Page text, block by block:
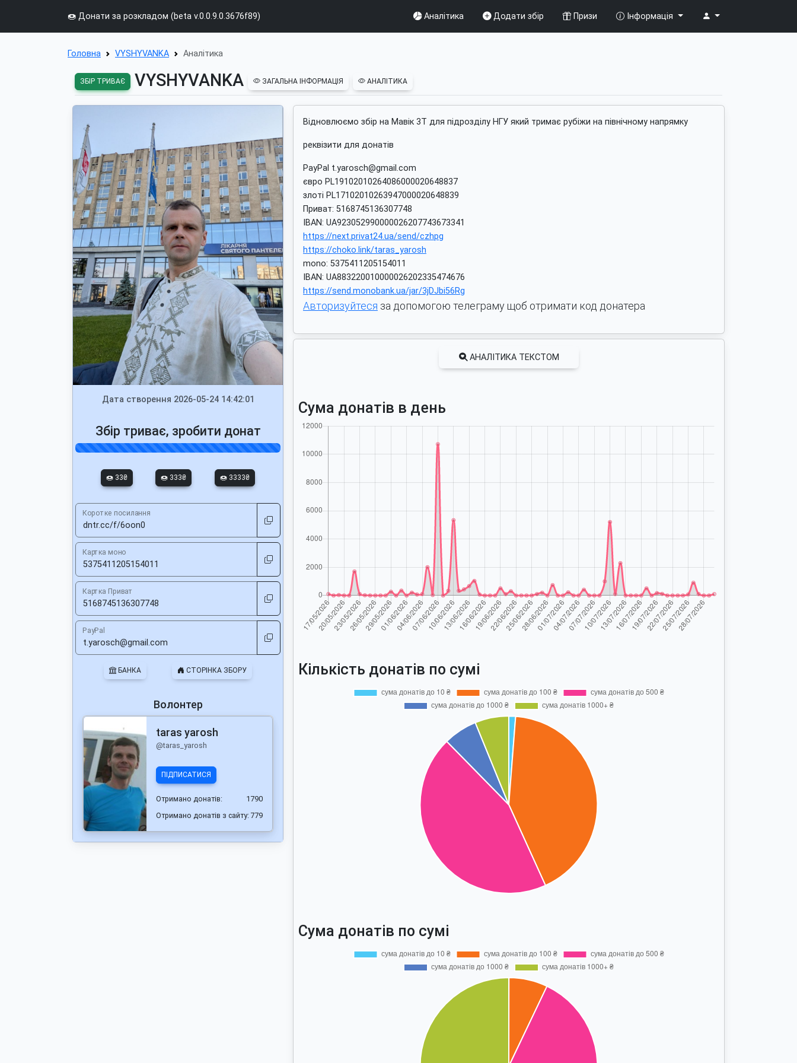
🍩 Донати за розкладом (beta v.0.0.9.0.3676f89) Аналітика Додати збір Призи Інформація
Головна VYSHYVANKA Аналітика
ЗБІР ТРИВАЄ VYSHYVANKA ЗАГАЛЬНА ІНФОРМАЦІЯ АНАЛІТИКА
Дата створення 2026-05-24 14:42:01
Збір триває, зробити донат
🍩 33₴ 🍩 333₴ 🍩 3333₴
Коротке посилання
Картка моно
Картка Приват
PayPal
БАНКА СТОРІНКА ЗБОРУ
Волонтер
taras yarosh
@taras_yarosh
ПІДПИСАТИСЯ
Отримано донатів:
1790
Отримано донатів з сайту: 779
Відновлюємо збір на Мавік 3Т для підрозділу НГУ який тримає рубіжи на північному напрямку
реквізити для донатів
PayPal t.yarosch@gmail.com
євро PL19102010264086000020648837
злотi PL17102010263947000020648839
Приват: 5168745136307748
IBAN: UA923052990000026207743673341
https://next.privat24.ua/send/czhpg
https://choko.link/taras_yarosh
mono: 5375411205154011
IBAN: UA883220010000026202335474676
https://send.monobank.ua/jar/3jDJbi56Rg
Авторизуйтеся за допомогою телеграму щоб отримати код донатера
АНАЛІТИКА ТЕКСТОМ
Сума донатів в день
Кількість донатів по сумі
Сума донатів по сумі